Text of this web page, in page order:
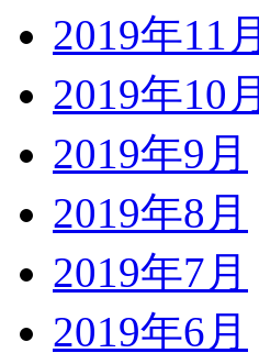
2019年11月
2019年10月
2019年9月
2019年8月
2019年7月
2019年6月